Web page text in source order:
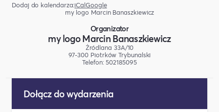
Dodaj do kalendarza:iCalGoogle
my logo Marcin Banaszkiewicz
Organizator
my logo Marcin Banaszkiewicz
Źródlana 33A/10
97-300 Piotrków Trybunalski
Telefon: 502185095
Dołącz do wydarzenia